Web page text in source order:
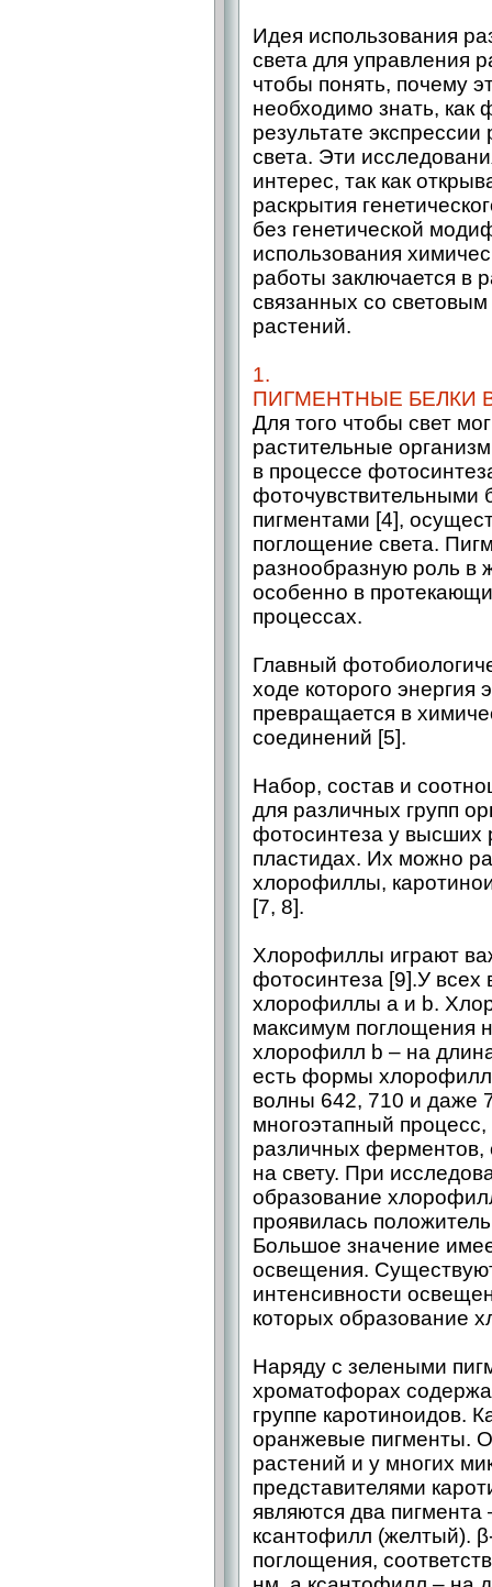
Идея использования
света для управления
чтобы понять, почему
необходимо знать, как
результате
света. Эти
интерес, так как
раскрытия
без генетической
использования
работы заключается в
связанных со
растений.
1.
ПИГМЕНТНЫЕ БЕЛКИ
Для того чтобы свет
растительные
в процессе
фоточувствительными
пигментами [4],
поглощение света.
разнообразную роль в
особенно в
процессах.
Главный
ходе которого энергия
превращается в
соединений [5].
Набор, состав и
для различных групп
фотосинтеза у высших
пластидах. Их можно
хлорофиллы,
[7, 8].
Хлорофиллы играют
фотосинтеза [9].У
хлорофиллы а и b.
максимум поглощения
хлорофилл b – на
есть формы
волны 642, 710 и даже
многоэтапный
различных ферментов,
на свету. При
образование
проявилась
Большое значение
освещения.
интенсивности
которых образование
Наряду с зелеными
хроматофорах
группе каротиноидов.
оранжевые пигменты.
растений и у многих
представителями
являются два
ксантофилл (желтый).
поглощения,